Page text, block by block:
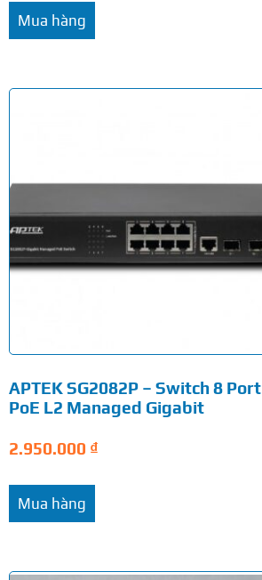
Mua hàng
APTEK SG2082P – Switch 8 Port
PoE L2 Managed Gigabit
2.950.000 ₫
Mua hàng